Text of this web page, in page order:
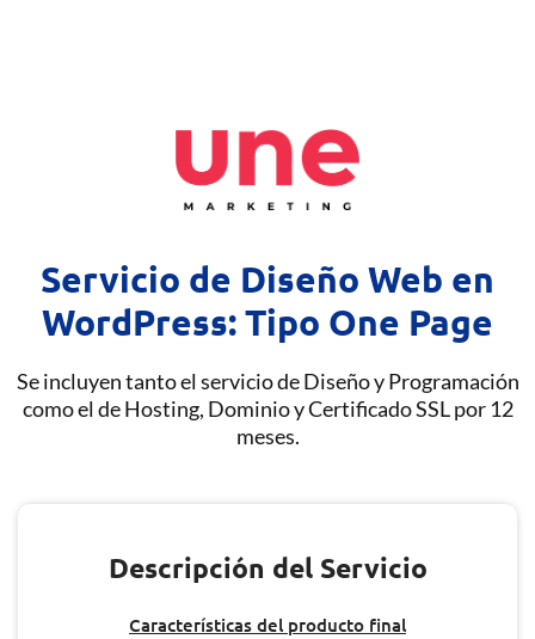
Servicio de Diseño Web en
WordPress: Tipo One Page
Se incluyen tanto el servicio de Diseño y Programación
como el de Hosting, Dominio y Certificado SSL por 12
meses.​
Descripción del Servicio
Características del producto final